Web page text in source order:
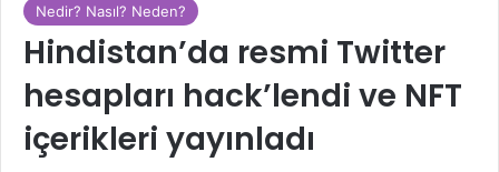
Nedir? Nasıl? Neden?
Hindistan’da resmi Twitter
hesapları hack’lendi ve NFT
içerikleri yayınladı